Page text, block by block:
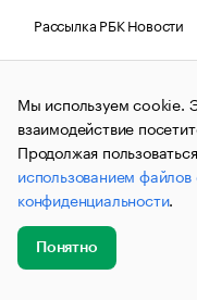
Рассылка РБК Новости
Информация об
Правовая информация
© АО
и материалы
(зарегистрировано
связи, информационных
№ФС77-63848)
публикации могут
не предназначенную для
Мы используем cookie.
взаимодействие
Продолжая
использованием
конфиденциальности.
Понятно